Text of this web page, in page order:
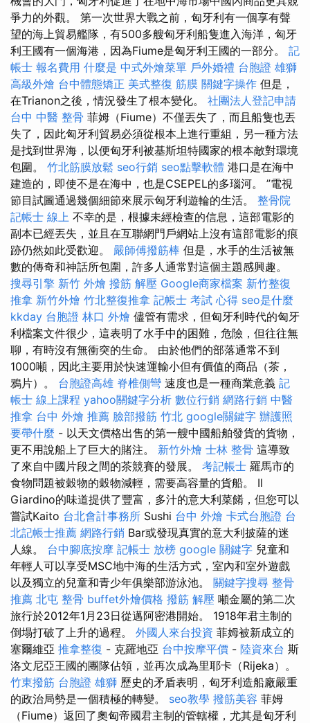
爭力的外觀。 第一次世界大戰之前，匈牙利有一個享有聲
望的海上貿易艦隊，有500多艘匈牙利船隻進入海洋，匈牙
利王國有一個海港，因為Fiume是匈牙利王國的一部分。 記
帳士 報名費用 什麼是 中式外燴菜單 戶外婚禮 台胞證 雄獅
高級外燴 台中體態矯正 美式整復 筋膜 關鍵字操作 但是，
在Trianon之後，情況發生了根本變化。 社團法人登記申請
台中 中醫 整骨 菲姆（Fiume）不僅丟失了，而且船隻也丟
失了，因此匈牙利貿易必須從根本上進行重組，另一種方法
是找到世界海，以便匈牙利被基斯坦特國家的根本敵對環境
包圍。 竹北筋膜放鬆 seo行銷 seo點擊軟體 港口是在海中
建造的，即使不是在海中，也是CSEPEL的多瑙河。 ”電視
節目試圖通過幾個細節來展示匈牙利遊輪的生活。 整骨院
記帳士 線上 不幸的是，根據未經檢查的信息，這部電影的
副本已經丟失，並且在互聯網門戶網站上沒有這部電影的痕
跡仍然如此受歡迎。 嚴師傅撥筋棒 但是，水手的生活被無
數的傳奇和神話所包圍，許多人通常對這個主題感興趣。
搜尋引擎 新竹 外燴 撥筋 解壓 Google商家檔案 新竹整復
推拿 新竹外燴 竹北整復推拿 記帳士 考試 心得 seo是什麼
kkday 台胞證 林口 外燴 儘管有需求，但匈牙利時代的匈牙
利檔案文件很少，這表明了水手中的困難，危險，但往往無
聊，有時沒有無衝突的生命。 由於他們的部落通常不到
1000噸，因此主要用於快速運輸小但有價值的商品（茶，
鴉片）。 台胞證高雄 脊椎側彎 速度也是一種商業意義 記
帳士 線上課程 yahoo關鍵字分析 數位行銷 網路行銷 中醫
推拿 台中 外燴 推薦 臉部撥筋 竹北 google關鍵字 辦護照
要帶什麼 - 以天文價格出售的第一艘中國船舶發貨的貨物，
更不用說船上了巨大的賭注。 新竹外燴 士林 整骨 這導致
了來自中國片段之間的茶競賽的發展。 考記帳士 羅馬市的
食物問題被穀物的穀物減輕，需要高容量的貨船。 Il
Giardino的味道提供了豐富，多汁的意大利菜餚，但您可以
嘗試Kaito 台北會計事務所 Sushi 台中 外燴 卡式台胞證 台
北記帳士推薦 網路行銷 Bar或發現真實的意大利披薩的迷
人線。 台中腳底按摩 記帳士 放榜 google 關鍵字 兒童和
年輕人可以享受MSC地中海的生活方式，室內和室外遊戲
以及獨立的兒童和青少年俱樂部游泳池。 關鍵字搜尋 整骨
推薦 北屯 整骨 buffet外燴價格 撥筋 解壓 噸金屬的第二次
旅行於2012年1月23日從邁阿密港開始。 1918年君主制的
倒塌打破了上升的過程。 外國人來台投資 菲姆被新成立的
塞爾維亞 推拿整復 - 克羅地亞 台中按摩平價 - 陸資來台 斯
洛文尼亞王國的團隊佔領，並再次成為里耶卡（Rijeka）。
竹東撥筋 台胞證 雄獅 歷史的矛盾表明，匈牙利造船廠嚴重
的政治局勢是一個積極的轉變。 seo教學 撥筋美容 菲姆
（Fiume）返回了奧匈帝國君主制的管轄權，尤其是匈牙利